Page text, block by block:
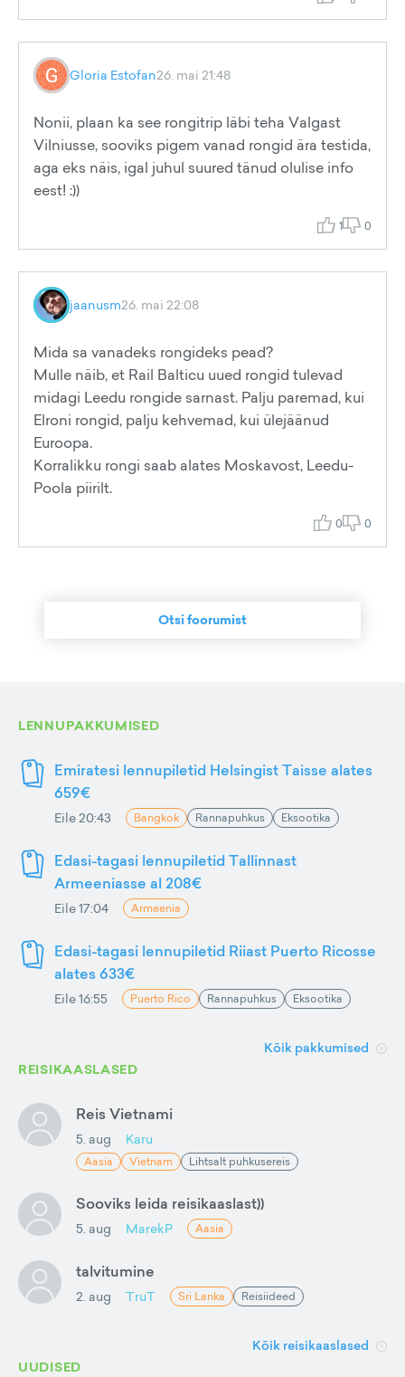
Gloria Estofan26. mai 21:48
Nonii, plaan ka see rongitrip läbi teha Valgast
Vilniusse, sooviks pigem vanad rongid ära testida,
aga eks näis, igal juhul suured tänud olulise info
eest! :))
1 0
jaanusm26. mai 22:08
Mida sa vanadeks rongideks pead?
Mulle näib, et Rail Balticu uued rongid tulevad
midagi Leedu rongide sarnast. Palju paremad, kui
Elroni rongid, palju kehvemad, kui ülejäänud
Euroopa.
Korralikku rongi saab alates Moskavost, Leedu-
Poola piirilt.
0 0
Otsi foorumist
LENNUPAKKUMISED
Emiratesi lennupiletid Helsingist Taisse alates
659€
Eile 20:43 Bangkok Rannapuhkus Eksootika
Edasi-tagasi lennupiletid Tallinnast
Armeeniasse al 208€
Eile 17:04 Armeenia
Edasi-tagasi lennupiletid Riiast Puerto Ricosse
alates 633€
Eile 16:55 Puerto Rico Rannapuhkus Eksootika
Kõik pakkumised
REISIKAASLASED
Reis Vietnami
5. aug Karu
Aasia Vietnam Lihtsalt puhkusereis
Sooviks leida reisikaaslast))
5. aug MarekP Aasia
talvitumine
2. aug TruT Sri Lanka Reisiideed
Kõik reisikaaslased
UUDISED